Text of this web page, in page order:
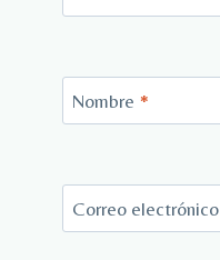
Nombre *
Correo electrónico